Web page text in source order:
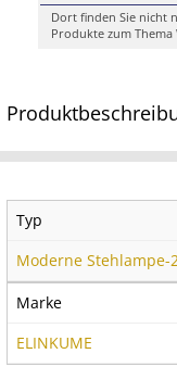
Dort finden Sie nicht
Produkte zum
Typ
Moderne Stehlampe-
Marke
ELINKUME